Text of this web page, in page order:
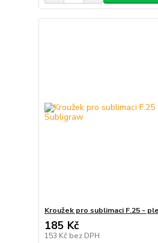
Kroužek pro sublimaci F.25 -
185 Kč
153 Kč bez DPH